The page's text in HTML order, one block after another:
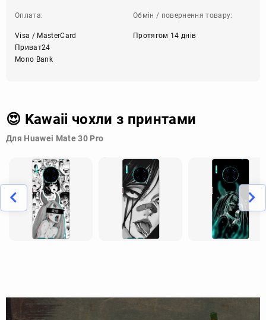
Оплата:
Visa / MasterCard
Приват24
Mono Bank
Обмін / повернення товару:
Протягом 14 днів
😍 Kawaii чохли з принтами
Для Huawei Mate 30 Pro